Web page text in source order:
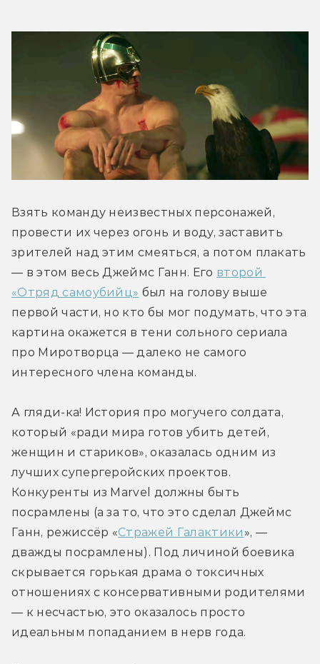
Взять команду неизвестных персонажей,
провести их через огонь и воду, заставить
зрителей над этим смеяться, а потом плакать
— в этом весь Джеймс Ганн. Его второй
«Отряд самоубийц» был на голову выше
первой части, но кто бы мог подумать, что эта
картина окажется в тени сольного сериала
про Миротворца — далеко не самого
интересного члена команды.
А гляди-ка! История про могучего солдата,
который «ради мира готов убить детей,
женщин и стариков», оказалась одним из
лучших супергеройских проектов.
Конкуренты из Marvel должны быть
посрамлены (а за то, что это сделал Джеймс
Ганн, режиссёр «Стражей Галактики », —
дважды посрамлены). Под личиной боевика
скрывается горькая драма о токсичных
отношениях с консервативными родителями
— к несчастью, это оказалось просто
идеальным попаданием в нерв года.